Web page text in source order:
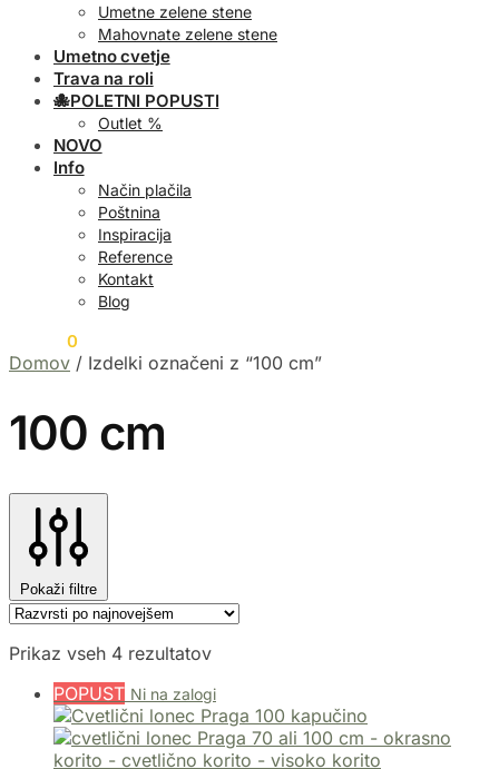
Umetne zelene stene
Mahovnate zelene stene
Umetno cvetje
Trava na roli
🐙POLETNI POPUSTI
Outlet %
NOVO
Info
Način plačila
Poštnina
Inspiracija
Reference
Kontakt
Blog
0
Domov / Izdelki označeni z “100 cm”
100 cm
Pokaži filtre
Prikaz vseh 4 rezultatov
POPUST